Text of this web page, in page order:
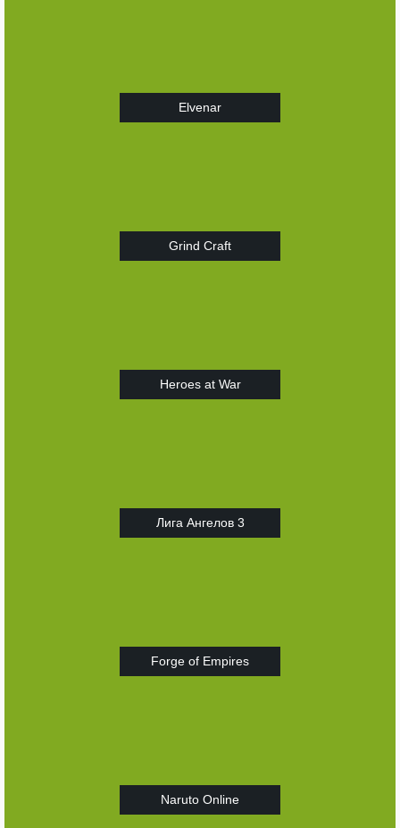
Elvenar
Grind Craft
Heroes at War
Лига Ангелов 3
Forge of Empires
Naruto Online